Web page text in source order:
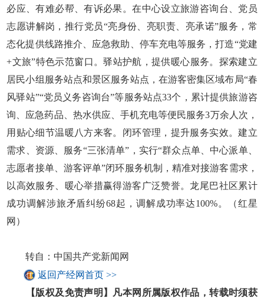
必应、有难必帮、有诉必果。在中心设立旅游咨询台、党员
志愿讲解岗，推行党员“亮身份、亮职责、亮承诺”服务，常
态化提供线路推介、应急救助、停车充电等服务，打造“党建
+文旅”特色示范窗口。驿站护航，提供暖心服务。探索建立
居民小组服务站点和景区服务站点，在游客密集区域布局“春
风驿站”“党员义务咨询台”等服务站点33个，累计提供旅游咨
询、应急药品、热水供应、手机充电等便民服务3万余人次，
用贴心细节温暖八方来客。闭环管理，提升服务实效。建立
需求、资源、服务“三张清单”，实行“群众点单、中心派单、
志愿者接单、游客评单”闭环服务机制，精准对接游客需求，
以高效服务、暖心举措赢得游客广泛赞誉。龙尾巴社区累计
成功调解涉旅矛盾纠纷68起，调解成功率达100%。（红星
网）
转自：中国共产党新闻网
返回产经网首页 >>
【版权及免责声明】凡本网所属版权作品，转载时须获